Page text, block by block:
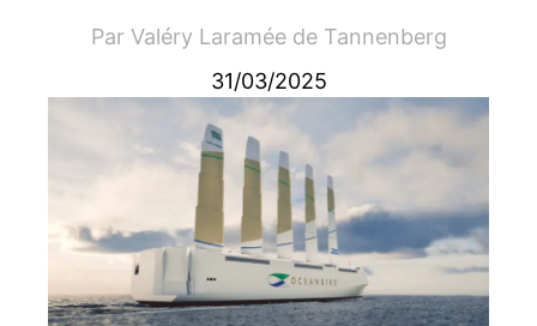
Par Valéry Laramée de Tannenberg
31/03/2025